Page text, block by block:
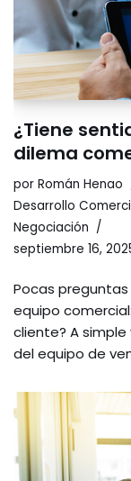
¿Tiene
dilema
por Román Henao
Desarrollo
Negociación
septiembre 16,
Pocas
equipo
cliente? A
del equipo de